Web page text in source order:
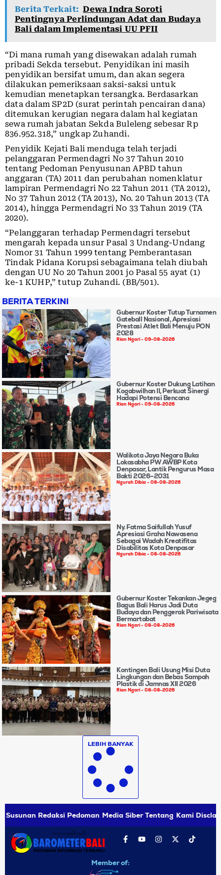
Berita Terkait: Dewa Indra Soroti
Pentingnya Perlindungan Adat dan Budaya
Bali dalam Implementasi UU PFII
“Di mana rumah yang disewakan adalah rumah
pribadi Sekda tersebut. Penyidikan ini masih
penyidikan bersifat umum, dan akan segera
dilakukan pemeriksaan saksi-saksi untuk
kemudian menetapkan tersangka. Berdasarkan
data dalam SP2D (surat perintah pencairan dana)
ditemukan kerugian negara dalam hal kegiatan
sewa rumah jabatan Sekda Buleleng sebesar Rp
836.952.318,” ungkap Zuhandi.
Penyidik Kejati Bali menduga telah terjadi
pelanggaran Permendagri No 37 Tahun 2010
tentang Pedoman Penyusunan APBD tahun
anggaran (TA) 2011 dan perubahan nomenklatur
lampiran Permendagri No 22 Tahun 2011 (TA 2012),
No 37 Tahun 2012 (TA 2013), No. 20 Tahun 2013 (TA
2014), hingga Permendagri No 33 Tahun 2019 (TA
2020).
“Pelanggaran terhadap Permendagri tersebut
mengarah kepada unsur Pasal 3 Undang-Undang
Nomor 31 Tahun 1999 tentang Pemberantasan
Tindak Pidana Korupsi sebagaimana telah diubah
dengan UU No 20 Tahun 2001 jo Pasal 55 ayat (1)
ke-1 KUHP,” tutup Zuhandi. (BB/501).
BERITA TERKINI
Gubernur Koster Tutup Turnamen
Gateball Nasional, Apresiasi
Prestasi Atlet Bali Menuju PON
2028
Rian Ngari 09-08-2026
Gubernur Koster Dukung Latihan
Kogabwilhan II, Perkuat Sinergi
Hadapi Potensi Bencana
Rian Ngari 09-08-2026
Walikota Jaya Negara Buka
Lokasabha PW AWBP Kota
Denpasar, Lantik Pengurus Masa
Bakti 2026–2031
Ngurah Dibia 08-08-2026
Ny. Fatma Saifullah Yusuf
Apresiasi Graha Nawasena
Sebagai Wadah Kreatifitas
Disabilitas Kota Denpasar
Ngurah Dibia 08-08-2026
Gubernur Koster Tekankan Jegeg
Bagus Bali Harus Jadi Duta
Budaya dan Penggerak Pariwisata
Bermartabat
Rian Ngari 08-08-2026
Kontingen Bali Usung Misi Duta
Lingkungan dan Bebas Sampah
Plastik di Jamnas XII 2026
Rian Ngari 08-08-2026
LEBIH BANYAK
Susunan Redaksi Pedoman Media Siber Tentang Kami
Member of: